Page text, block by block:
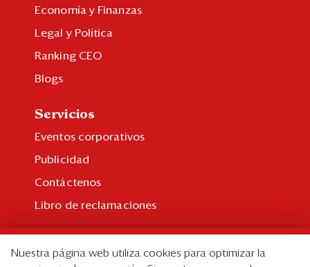
Economía y Finanzas
Legal y Política
Ranking CEO
Blogs
Servicios
Eventos corporativos
Publicidad
Contáctenos
Libro de reclamaciones
Suscripción individual
Nuestra página web utiliza cookies para optimizar la